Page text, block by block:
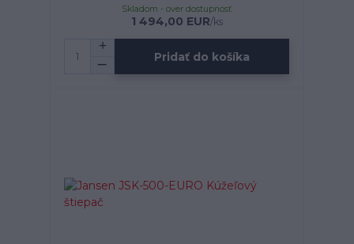
1 494,00 EUR/ks
Skladom - over dostupnosť
Pridať do košíka